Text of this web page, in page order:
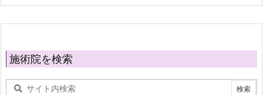
施術院を検索